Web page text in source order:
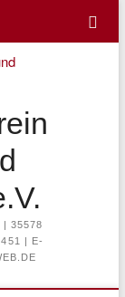
| 35578
| E-